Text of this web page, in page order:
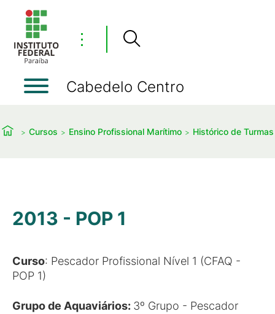
⋮
Cabedelo Centro
Cursos Ensino Profissional Marítimo Histórico de Turmas
2013 - POP 1
Curso: Pescador Profissional Nível 1 (CFAQ -
POP 1)
Grupo de Aquaviários: 3º Grupo - Pescador